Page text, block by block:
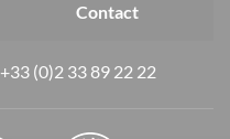
Contact
+33 (0)2 33 89 22 22